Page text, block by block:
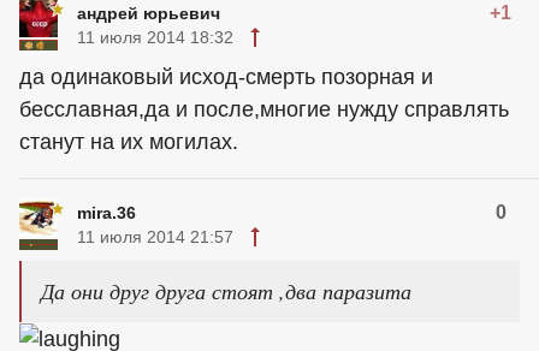
андрей юрьевич +1
11 июля 2014 18:32
да одинаковый исход-смерть позорная и
бесславная,да и после,многие нужду справлять
станут на их могилах.
mira.36 0
11 июля 2014 21:57
Да они друг друга стоят ,два паразита